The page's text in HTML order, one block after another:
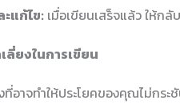
แก้ไข: เมื่อเขียนเสร็จแล้ว ให้ก
ยงในการเขียน
าจทำให้ประโยคของคุณไม่กระ